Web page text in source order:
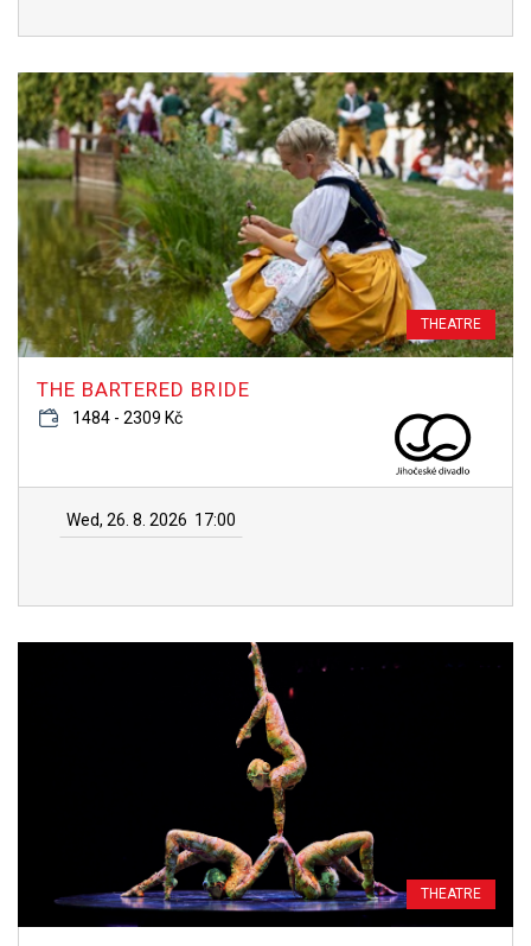
THEATRE
THE BARTERED BRIDE
1484 - 2309 Kč
Wed, 26. 8. 2026 17:00
THEATRE